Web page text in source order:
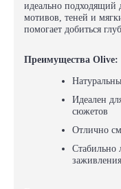
идеально подходящий
мотивов, теней и
помогает добиться
Преимущества Olive:
Идеален
сюжетов
Отлично
Стабильно
заживления